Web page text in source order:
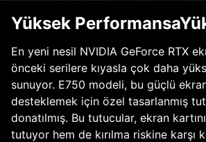
Yüksek
En yeni nesil NVIDIA GeForce RTX
önceki serilere kıyasla çok daha
sunuyor. E750 modeli, bu güçlü
desteklemek için özel tasarlanmış
donatılmış. Bu tutucular, ekran
tutuyor hem de kırılma riskine karşı